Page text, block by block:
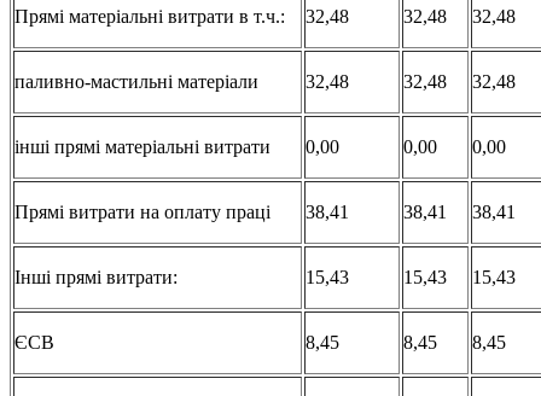
Прямі матеріальні витрати в т.ч.: 32,48 32,48 32,48
паливно-мастильні матеріали 32,48 32,48 32,48
інші прямі матеріальні витрати 0,00 0,00 0,00
Прямі витрати на оплату праці 38,41 38,41 38,41
Інші прямі витрати: 15,43 15,43 15,43
ЄСВ 8,45 8,45 8,45